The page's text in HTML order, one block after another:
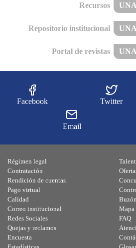
Recursos
Repositorio institucional
Portal de revistas
Facebook Twitter
Email
Régimen legal
Contratación
Rendición de cuentas
Pago virtual
Calidad
Correo institucional
Redes Sociales
Quejas y reclamos
Encuesta
Mapa
FAQ